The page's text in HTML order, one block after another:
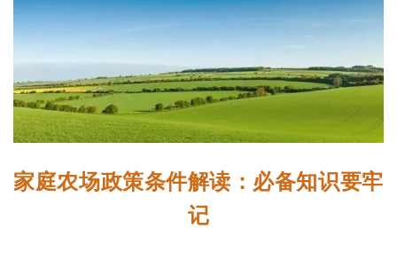
家庭农场政策条件解读：必备知识要牢
记